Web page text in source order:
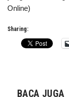
Online)
Sharing:
BACA JUGA